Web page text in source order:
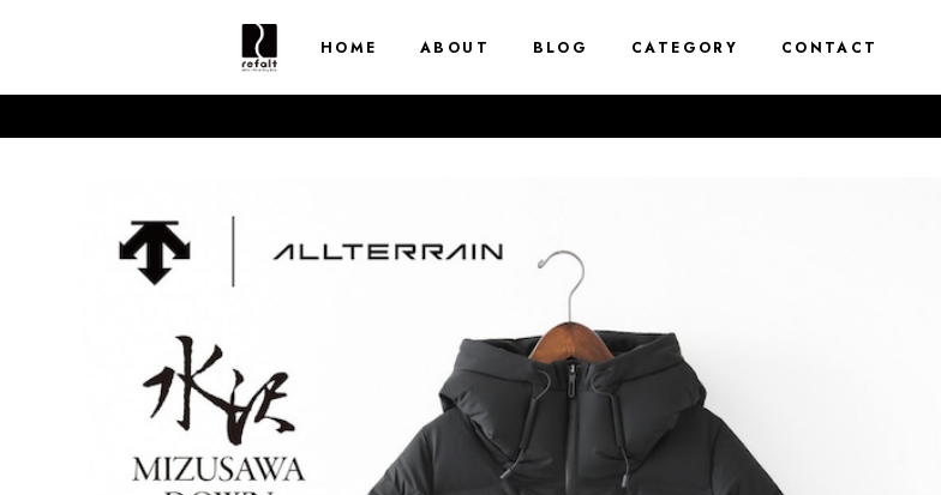
HOME ABOUT BLOG CATEGORY CONTACT